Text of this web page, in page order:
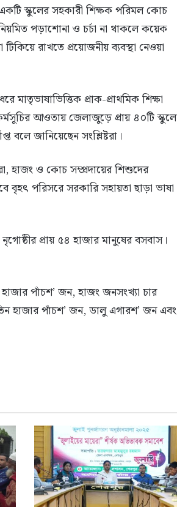
স্কুলের সহকারী শিক্ষক পরিমল কোচ
পড়াশোনা ও চর্চা না থাকলে কয়েক
রাখতে প্রয়োজনীয় ব্যবস্থা নেওয়া
মাতৃভাষাভিত্তিক প্রাক-প্রাথমিক শিক্ষা
আওতায় জেলাজুড়ে প্রায় ৪০টি স্কুলে
বলে জানিয়েছেন সংশ্লিষ্টরা।
হাজং ও কোচ সম্প্রদায়ের শিশুদের
পরিসরে সরকারি সহায়তা ছাড়া ভাষা
প্রায় ৫৪ হাজার মানুষের বসবাস।
পাঁচশ’ জন, হাজং জনসংখ্যা চার
হাজার পাঁচশ’ জন, ডালু এগারশ’ জন এবং